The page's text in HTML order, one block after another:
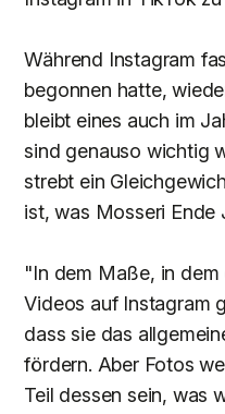
Während Instagram
begonnen hatte,
bleibt eines auch im
sind genauso wichtig
strebt ein
ist, was Mosseri Ende
"In dem Maße, in dem
Videos auf Instagram
dass sie das
fördern. Aber Fotos
Teil dessen sein, was